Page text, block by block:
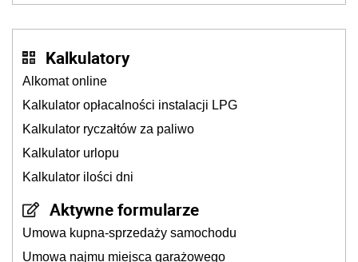
Kalkulatory
Alkomat online
Kalkulator opłacalności instalacji LPG
Kalkulator ryczałtów za paliwo
Kalkulator urlopu
Kalkulator ilości dni
Aktywne formularze
Umowa kupna-sprzedaży samochodu
Umowa najmu miejsca garażowego